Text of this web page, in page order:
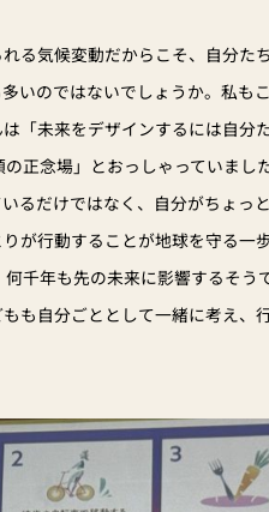
る気候変動だからこそ、自分た
いのではないでしょうか。私も
「未来をデザインするには自分
正念場」とおっしゃっていまし
るだけではなく、自分がちょっ
が行動することが地球を守る一
千年も先の未来に影響するそ
も自分ごととして一緒に考え、